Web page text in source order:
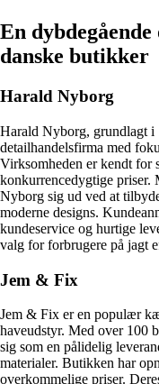
En
danske butikker
Harald Nyborg
Harald Nyborg, grundlagt i
detailhandelsfirma med
Virksomheden er kendt for
konkurrencedygtige priser.
Nyborg sig ud ved at
moderne designs.
kundeservice og hurtige
valg for forbrugere på jagt
Jem & Fix
Jem & Fix er en populær
haveudstyr. Med over 100
sig som en pålidelig
materialer. Butikken har
overkommelige priser.